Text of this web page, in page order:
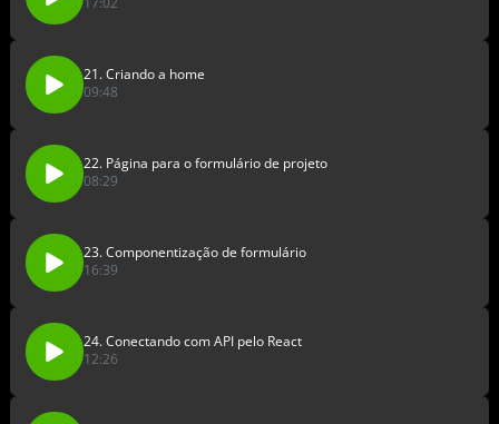
21. Criando a home
09:48
22. Página para o formulário de projeto
08:29
23. Componentização de formulário
16:39
24. Conectando com API pelo React
12:26